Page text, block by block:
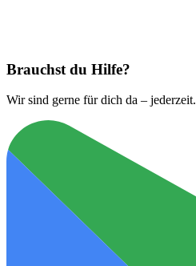
Brauchst du Hilfe?
Wir sind gerne für dich da – jederzeit.